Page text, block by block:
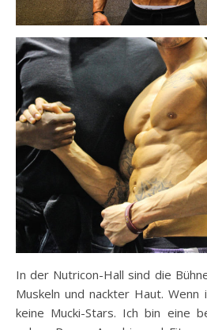
In der Nutricon-Hall sind die
Muskeln und nackter Haut. Wenn
keine Mucki-Stars. Ich bin eine